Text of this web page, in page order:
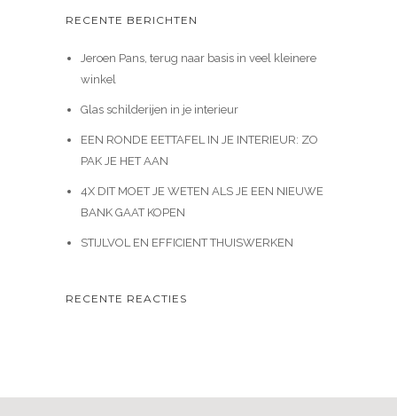
RECENTE BERICHTEN
Jeroen Pans, terug naar basis in veel kleinere
winkel
Glas schilderijen in je interieur
EEN RONDE EETTAFEL IN JE INTERIEUR: ZO
PAK JE HET AAN
4X DIT MOET JE WETEN ALS JE EEN NIEUWE
BANK GAAT KOPEN
STIJLVOL EN EFFICIENT THUISWERKEN
RECENTE REACTIES